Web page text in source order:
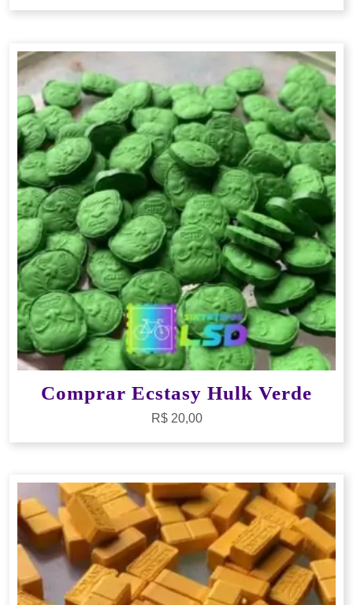
Comprar Ecstasy Hulk Verde
R$20,00